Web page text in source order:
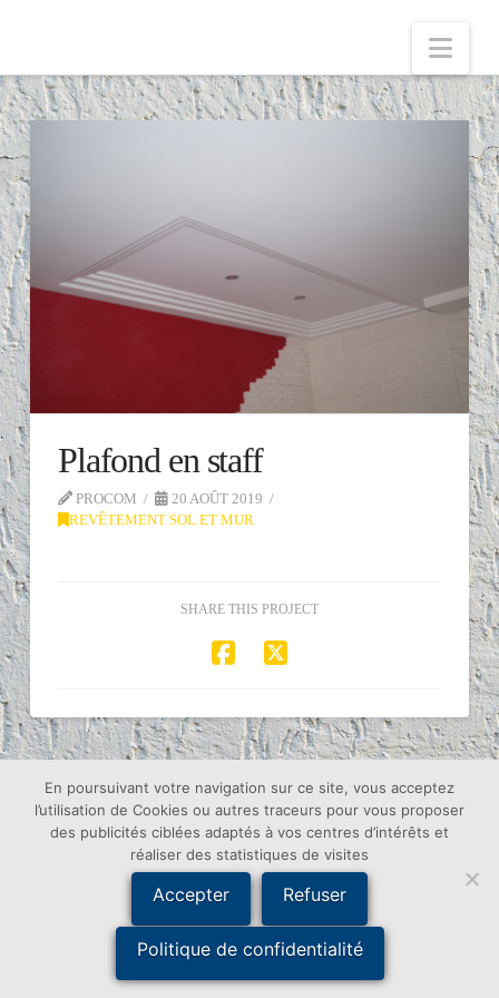
Plafond en staff
PROCOM
20 AOÛT 2019
REVÊTEMENT SOL ET MUR
SHARE THIS PROJECT
ACCUEIL
PEINTURE DÉCORATIVE
RAVALEMENT DE FAÇADE
REVÊTEMENT SOL ET MUR
RÉALISATIONS CONTACT
Mentions Légales
En poursuivant votre navigation sur ce site, vous acceptez
l’utilisation de Cookies ou autres traceurs pour vous proposer
des publicités ciblées adaptés à vos centres d’intérêts et
réaliser des statistiques de visites
Accepter Refuser
Politique de confidentialité